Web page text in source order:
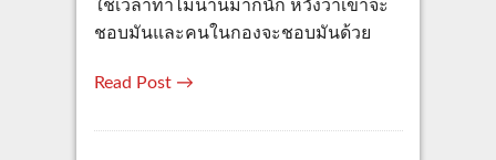
ใช้เวลาทำไม่นานมากนัก หวังว่าเขาจะ
ชอบมันและคนในกองจะชอบมันด้วย
Read Post →